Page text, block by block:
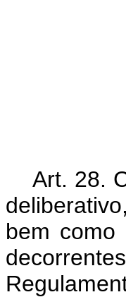
Art. 28.
bem como